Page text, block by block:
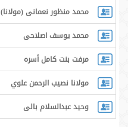
محمد منظور نعمانى (مولانا)
محمد یوسف اصلاحی
مرفت بنت کامل أسره
مولانا نصیب الرحمن علوي
وحید عبدالسلام بالی